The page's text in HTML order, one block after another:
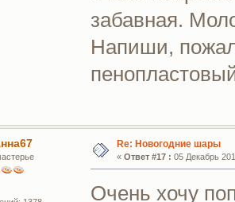
забавная.
Напиши,
Re: Новогодние шары
« Ответ #17 : 05 Декабрь
Очень хочу